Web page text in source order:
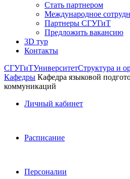
Стать партнером
Международное
Партнеры СГУГиТ
Предложить вакансию
3D тур
Контакты
СГУГиТУниверситетСтруктура и
Кафедры Кафедра языковой
коммуникаций
Личный кабинет
Расписание
Персоналии